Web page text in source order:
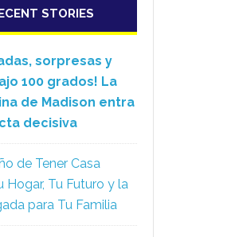
STORIES
sorpresas y
100 grados! La
de Madison entra
decisiva
de Tener Casa
Hogar, Tu Futuro y la
para Tu Familia